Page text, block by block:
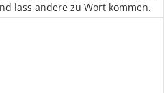
lass andere zu Wort kommen.